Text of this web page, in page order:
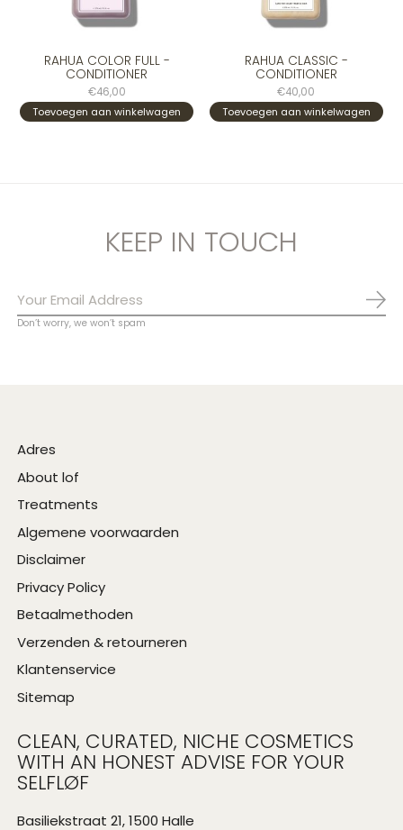
RAHUA COLOR FULL -
CONDITIONER
€46,00
Toevoegen aan winkelwagen
RAHUA CLASSIC -
CONDITIONER
€40,00
Toevoegen aan winkelwagen
KEEP IN TOUCH
Don’t worry, we won’t spam
Adres
About lof
Treatments
Algemene voorwaarden
Disclaimer
Privacy Policy
Betaalmethoden
Verzenden & retourneren
Klantenservice
Sitemap
CLEAN, CURATED, NICHE COSMETICS
WITH AN HONEST ADVISE FOR YOUR
SELFLØF
Basiliekstraat 21, 1500 Halle